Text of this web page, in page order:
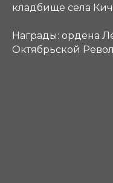
кладбище села
Награды: ордена
Октябрьской